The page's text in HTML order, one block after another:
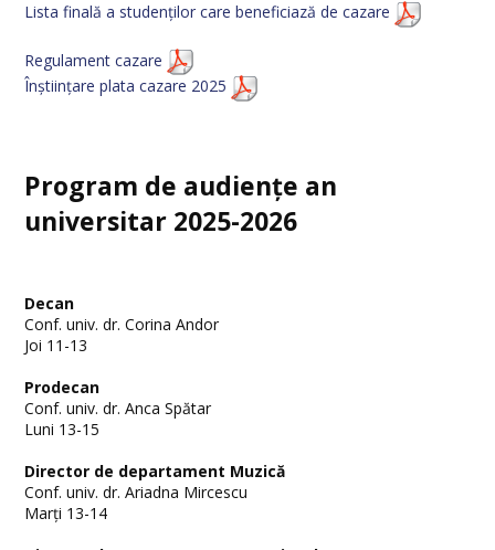
Lista finală a studenților care beneficiază de cazare
Regulament cazare
Înștiințare plata cazare 2025
Program de audiențe an
universitar 2025-2026
Decan
Conf. univ. dr. Corina Andor
Joi 11-13
Prodecan
Conf. univ. dr. Anca Spătar
Luni 13-15
Director de departament Muzică
Conf. univ. dr. Ariadna Mircescu
Marți 13-14